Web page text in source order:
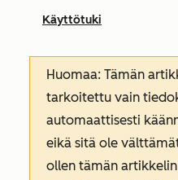
Käyttötuki
Huomaa: Tämän
tarkoitettu vain
automaattisesti
eikä sitä ole
ollen tämän